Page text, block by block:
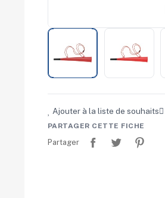
Ajouter à la liste de souhaits
PARTAGER CETTE FICHE
Partager